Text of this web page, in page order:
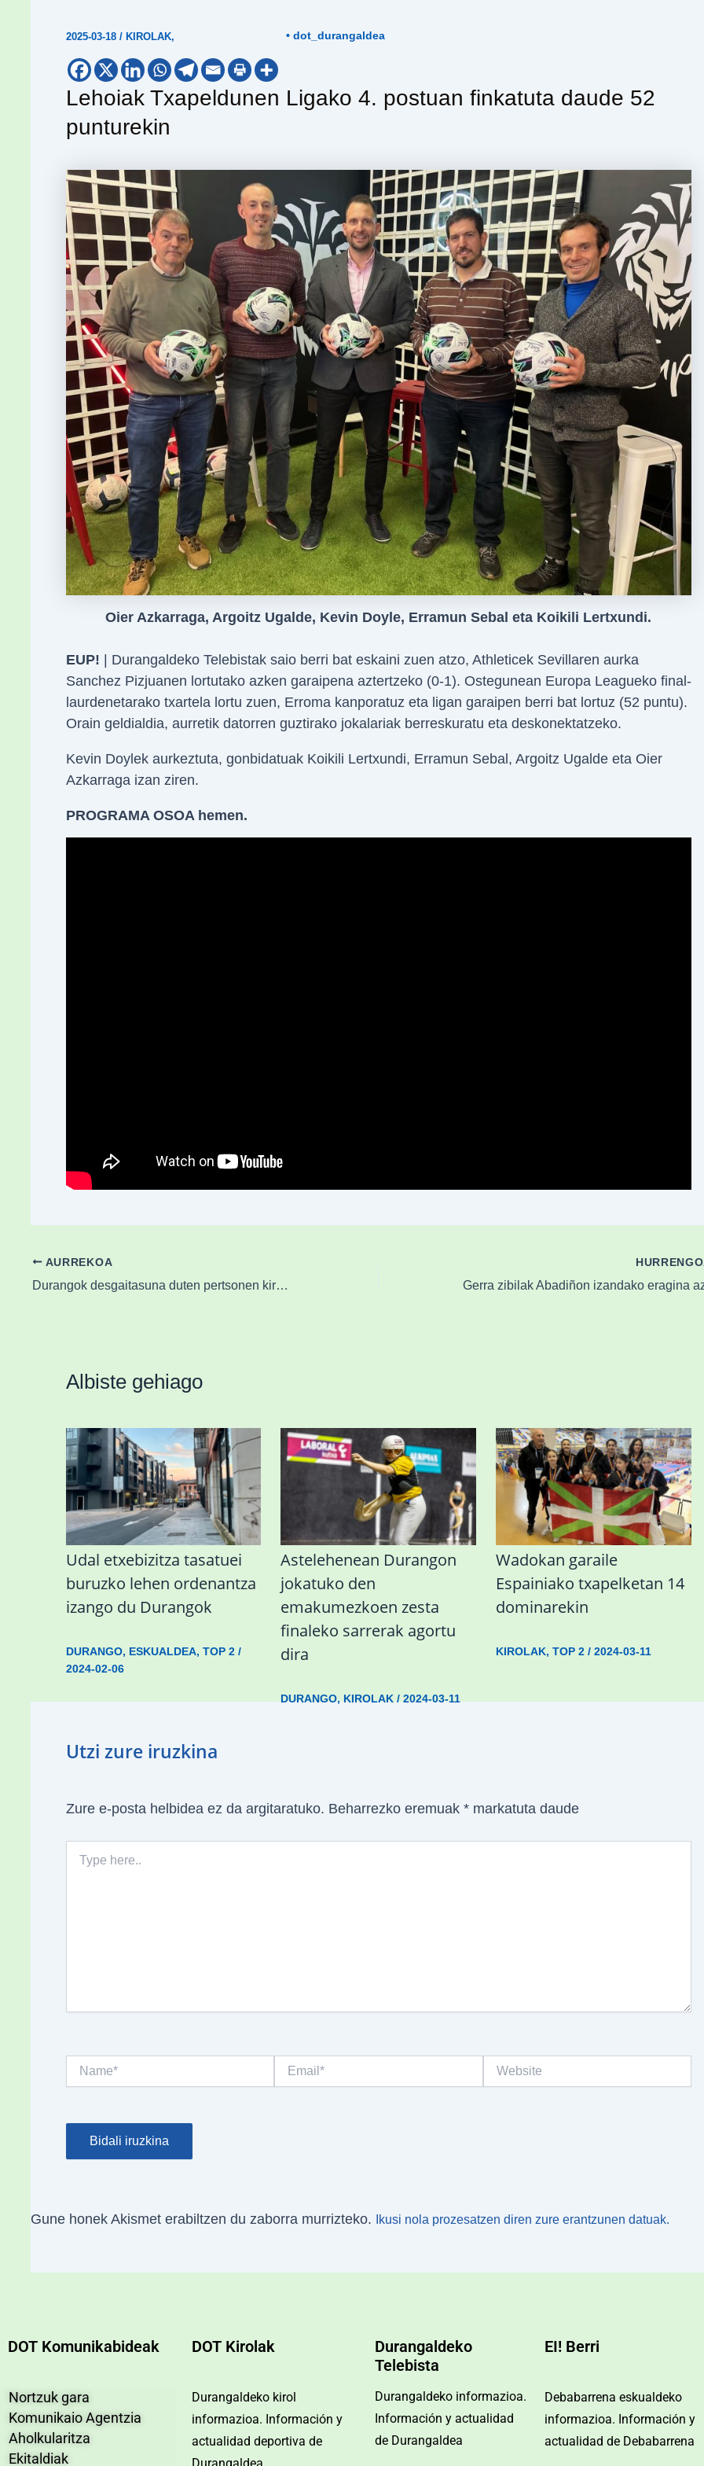
2025-03-18 / KIROLAK, • dot_durangaldea
Lehoiak Txapeldunen Ligako 4. postuan finkatuta daude 52
punturekin
Oier Azkarraga, Argoitz Ugalde, Kevin Doyle, Erramun Sebal eta Koikili Lertxundi.
EUP! | Durangaldeko Telebistak saio berri bat eskaini zuen atzo, Athleticek Sevillaren aurka
Sanchez Pizjuanen lortutako azken garaipena aztertzeko (0-1). Ostegunean Europa Leagueko final-
laurdenetarako txartela lortu zuen, Erroma kanporatuz eta ligan garaipen berri bat lortuz (52 puntu).
Orain geldialdia, aurretik datorren guztirako jokalariak berreskuratu eta deskonektatzeko.
Kevin Doylek aurkeztuta, gonbidatuak Koikili Lertxundi, Erramun Sebal, Argoitz Ugalde eta Oier
Azkarraga izan ziren.
PROGRAMA OSOA hemen.
AURREKOA
Durangok desgaitasuna duten pertsonen kirol-inklusioa hobetzeko inkesta hasi du
Albiste gehiago
Udal etxebizitza tasatuei
buruzko lehen ordenantza
izango du Durangok
DURANGO, ESKUALDEA, TOP 2/
2024-02-06
Astelehenean Durangon
jokatuko den
emakumezkoen zesta
finaleko sarrerak agortu
dira
DURANGO, KIROLAK /2024-03-11
Wadokan garaile
Espainiako txapelketan 14
dominarekin
KIROLAK,TOP 2 /2024-03-11
Utzi zure iruzkina
Zure e-posta helbidea ez da argitaratuko. Beharrezko eremuak *markatuta daude
here..
Gune honek Akismet erabiltzen du zaborra murrizteko. Ikusi nola prozesatzen diren zure erantzunen datuak.
DOT Komunikabideak
Nortzuk gara
Komunikaio Agentzia
Aholkularitza
Ekitaldiak
DOT Kirolak
Durangaldeko kirol
informazioa. Información y
actualidad deportiva de
Durangaldea
Durangaldeko
Telebista
Durangaldeko informazioa.
Información y actualidad
de Durangaldea
EI! Berri
Debabarrena eskualdeko
informazioa. Información y
actualidad de Debabarrena